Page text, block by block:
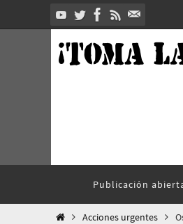
al
contenido
Publicación
InicioAcciones urgentes